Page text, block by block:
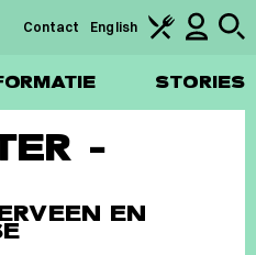
STORIES
Contact English
–
EN